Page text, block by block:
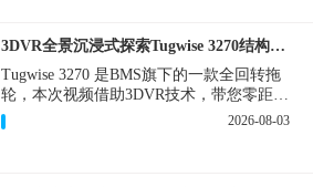
3DVR全景沉浸式探索Tugwise 3270结构一览
Tugwise 3270 是BMS旗下的一款全回转拖
轮，本次视频借助3DVR技术，带您零距离
透视这艘拖轮的内外构造，沉浸式探索每
一处细节。
2026-08-03